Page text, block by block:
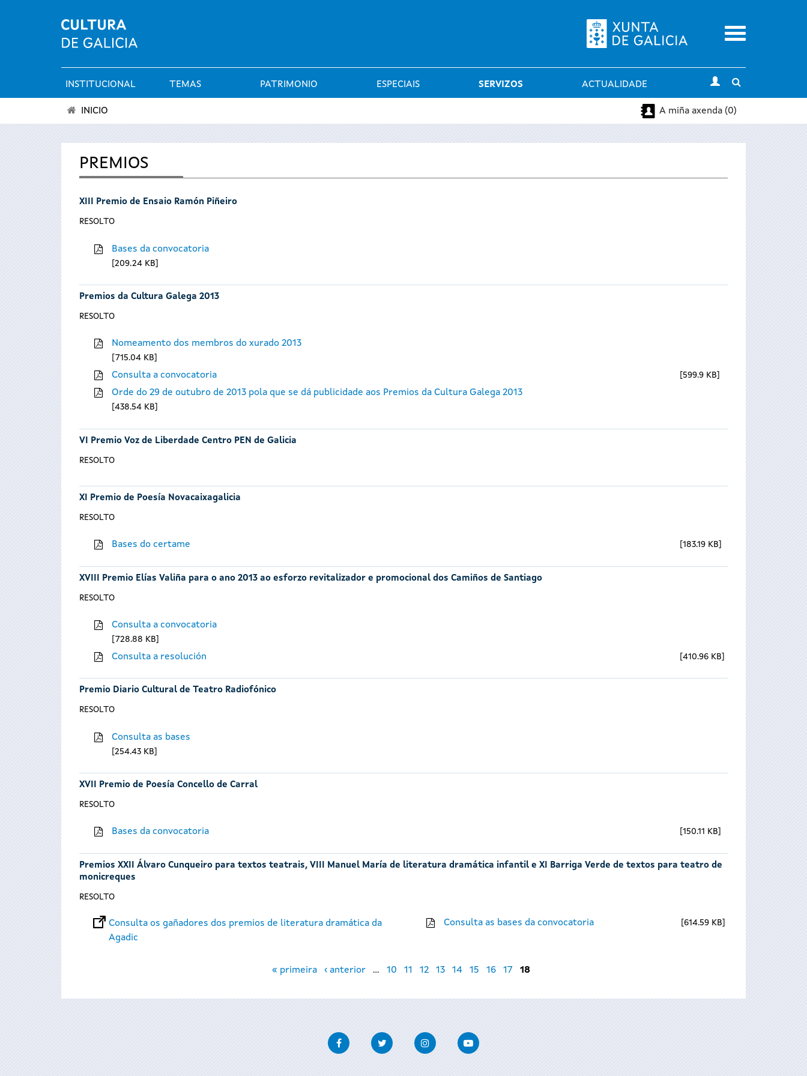
Menu
Menú
principal
INSTITUCIONAL TEMAS PATRIMONIO ESPECIAIS SERVIZOS ACTUALIDADE
search
está
INICIO A miña axenda (0)
PREMIOS
XIII Premio de Ensaio Ramón Piñeiro
RESOLTO
Bases da convocatoria
209.24 KB
Premios da Cultura Galega 2013
RESOLTO
Nomeamento dos membros do xurado 2013
715.04 KB
Consulta a convocatoria 599.9 KB
Orde do 29 de outubro de 2013 pola que se dá publicidade aos Premios da Cultura Galega 2013
438.54 KB
VI Premio Voz de Liberdade Centro PEN de Galicia
RESOLTO
XI Premio de Poesía Novacaixagalicia
RESOLTO
Bases do certame 183.19 KB
XVIII Premio Elías Valiña para o ano 2013 ao esforzo revitalizador e promocional dos Camiños de Santiago
RESOLTO
Consulta a convocatoria
728.88 KB
Consulta a resolución 410.96 KB
Premio Diario Cultural de Teatro Radiofónico
RESOLTO
Consulta as bases
254.43 KB
XVII Premio de Poesía Concello de Carral
RESOLTO
Bases da convocatoria 150.11 KB
Premios XXII Álvaro Cunqueiro para textos teatrais, VIII Manuel María de literatura dramática infantil e XI Barriga Verde de textos para teatro de
monicreques
RESOLTO
Consulta os gañadores dos premios de literatura dramática da
Agadic
Consulta as bases da convocatoria 614.59 KB
« primeira ‹ anterior … 10 11 12 13 14 15 16 17 18
FacebookTwitter InstagramYoutube